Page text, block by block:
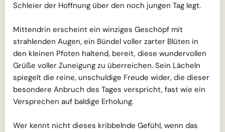
Schleier der Hoffnung über den noch jungen Tag legt.
Mittendrin erscheint ein winziges Geschöpf mit
strahlenden Augen, ein Bündel voller zarter Blüten in
den kleinen Pfoten haltend, bereit, diese wundervollen
Grüße voller Zuneigung zu überreichen. Sein Lächeln
spiegelt die reine, unschuldige Freude wider, die dieser
besondere Anbruch des Tages verspricht, fast wie ein
Versprechen auf baldige Erholung.
Wer kennt nicht dieses kribbelnde Gefühl, wenn das